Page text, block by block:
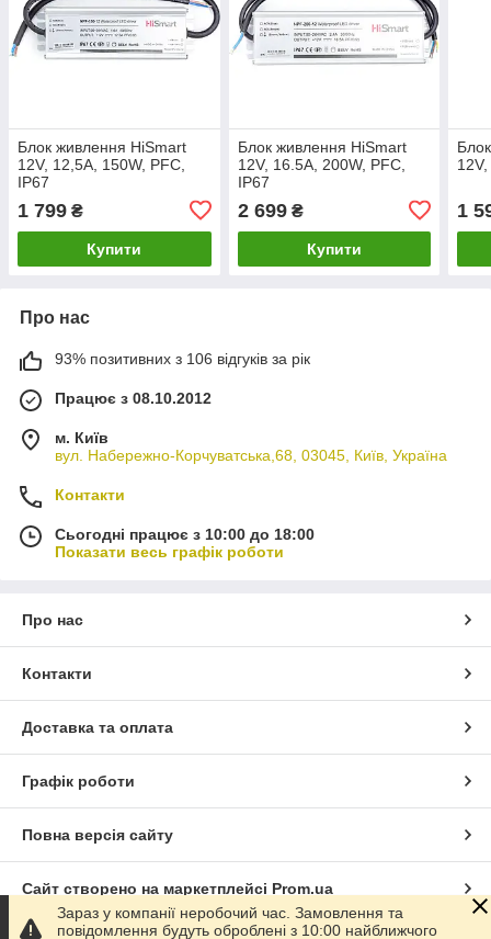
Блок живлення HiSmart
12V, 12,5A, 150W, PFC,
IP67
1 799 ₴
Купити
Блок живлення HiSmart
12V, 16.5A, 200W, PFC,
IP67
2 699₴
Купити
1
Про нас
93% позитивних з 106 відгуків за рік
Працює з 08.10.2012
м. Київ
вул. Набережно-Корчуватська,68, 03045, Київ, Україна
Контакти
Сьогодні працює з 10:00 до 18:00
Показати весь графік роботи
Про нас
Контакти
Доставка та оплата
Графік роботи
Повна версія сайту
Сайт створено на маркетплейсі Prom.ua
Зараз у компанії неробочий час. Замовлення та
повідомлення будуть оброблені з 10:00 найближчого